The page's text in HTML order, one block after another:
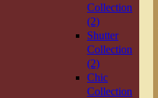
Collection
(2)
Shutter
Collection
(2)
Chic
Collection